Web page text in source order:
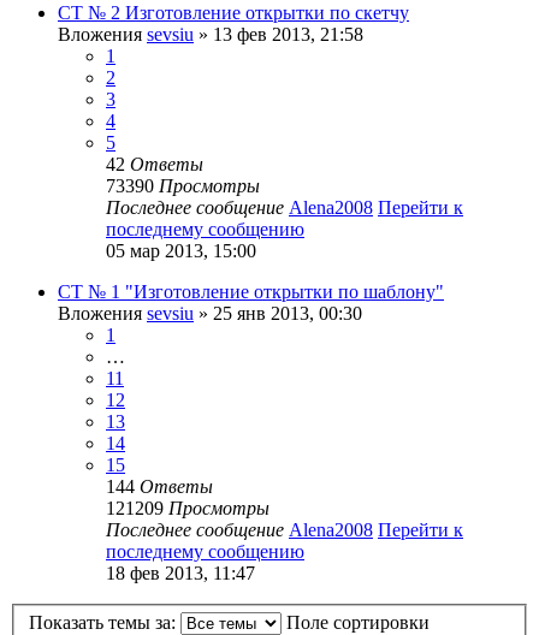
СТ № 2 Изготовление открытки по скетчу
Вложения sevsiu » 13 фев 2013, 21:58
1
2
3
4
5
42 Ответы
73390 Просмотры
Последнее сообщение Alena2008 Перейти к
последнему сообщению
05 мар 2013, 15:00
СТ № 1 "Изготовление открытки по шаблону"
Вложения sevsiu » 25 янв 2013, 00:30
1
…
11
12
13
14
15
144 Ответы
121209 Просмотры
Последнее сообщение Alena2008 Перейти к
последнему сообщению
18 фев 2013, 11:47
Показать темы за: Поле сортировки